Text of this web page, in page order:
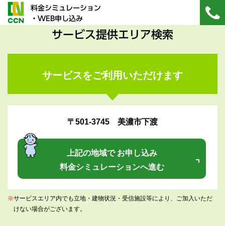
料金シミュレーション
・WEB申し込み
サービス提供エリア検索
サービスをご利用いただけます
〒501-3745 美濃市下渡
上記の地域で お申し込み
料金シミュレーションへ進む
※サービスエリア内でも立地・建物状況・受信施設等により、ご加入いただ
けない場合がございます。